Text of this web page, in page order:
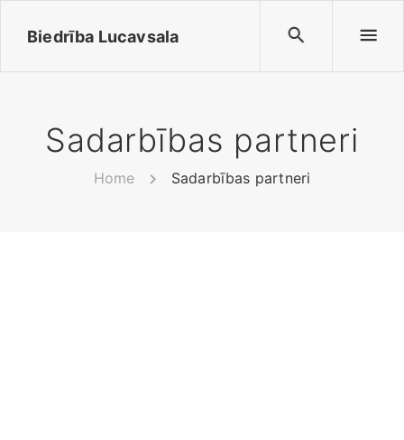
Biedrība Lucavsala
Sadarbības partneri
Home Sadarbības partneri